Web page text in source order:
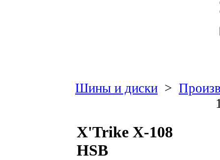
Шины и диски>
X'Trike X-108
HSB